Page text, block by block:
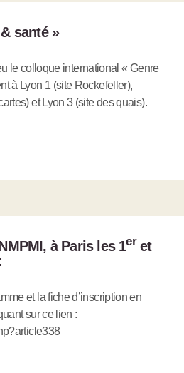
santé »
le colloque international « Genre
à Lyon 1 (site Rockefeller),
et Lyon 3 (site des quais).
à Paris les 1er et
et la fiche d’inscription en
sur ce lien :